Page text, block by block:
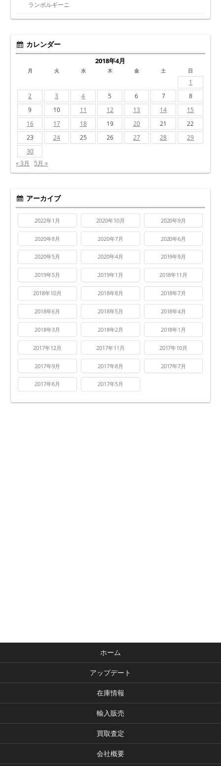
ランボルギーニ
カレンダー
2018年4月
月 火 水 木 金 土 日
1
2
3 4 5 6 7
8
9
10 11 12 13 14
15
16
17 18 19 20 21
22
23
24 25 26 27 28
29
30
« 3月
5月 »
アーカイブ
2022年1月 2020年10月 2020年9月
2020年8月 2020年7月 2020年6月
2020年5月 2020年4月 2019年9月
2019年5月 2019年1月 2018年11月
2018年10月 2018年8月 2018年7月
2018年6月 2018年5月 2018年4月
2018年3月 2018年2月 2018年1月
2017年12月 2017年11月 2017年10月
2017年9月 2017年8月 2017年7月
2017年6月 2017年5月
ホーム
アップデート
在庫情報
輸入販売
買取査定
会社概要